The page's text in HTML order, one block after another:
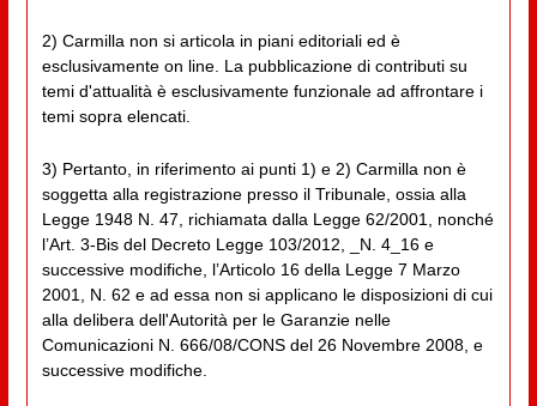
2) Carmilla non si articola in piani editoriali ed è
esclusivamente on line. La pubblicazione di contributi su
temi d'attualità è esclusivamente funzionale ad affrontare i
temi sopra elencati.
3) Pertanto, in riferimento ai punti 1) e 2) Carmilla non è
soggetta alla registrazione presso il Tribunale, ossia alla
Legge 1948 N. 47, richiamata dalla Legge 62/2001, nonché
l’Art. 3-Bis del Decreto Legge 103/2012, _N. 4_16 e
successive modifiche, l’Articolo 16 della Legge 7 Marzo
2001, N. 62 e ad essa non si applicano le disposizioni di cui
alla delibera dell'Autorità per le Garanzie nelle
Comunicazioni N. 666/08/CONS del 26 Novembre 2008, e
successive modifiche.